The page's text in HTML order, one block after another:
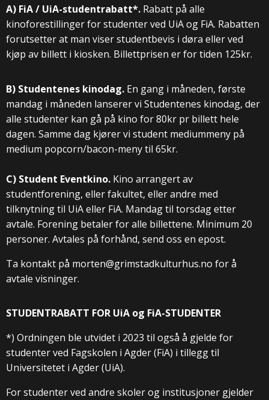
A) FiA / UiA-studentrabatt*. Rabatt på alle
kinoforestillinger for studenter ved UiA og FiA. Rabatten
forutsetter at man viser studentbevis i døra eller ved
kjøp av billett i kiosken. Billettprisen er for tiden 125kr.
B) Studentenes kinodag. En gang i måneden, første
mandag i måneden lanserer vi Studentenes kinodag, der
alle studenter kan gå på kino for 80kr pr billett hele
dagen. Samme dag kjører vi student mediummeny på
medium popcorn/bacon-meny til 65kr.
C) Student Eventkino. Kino arrangert av
studentforening, eller fakultet, eller andre med
tilknytning til UiA eller FiA. Mandag til torsdag etter
avtale. Forening betaler for alle billettene. Minimum 20
personer. Avtales på forhånd, send oss en epost.
Ta kontakt på morten@grimstadkulturhus.no for å
avtale visninger.
STUDENTRABATT FOR UiA og FiA-STUDENTER
*) Ordningen ble utvidet i 2023 til også å gjelde for
studenter ved Fagskolen i Agder (FiA) i tillegg til
Universitetet i Agder (UiA).
For studenter ved andre skoler og institusjoner gjelder